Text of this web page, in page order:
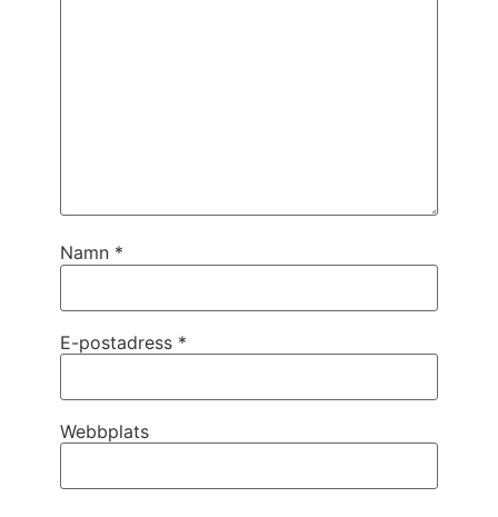
Namn *
E-postadress *
Webbplats